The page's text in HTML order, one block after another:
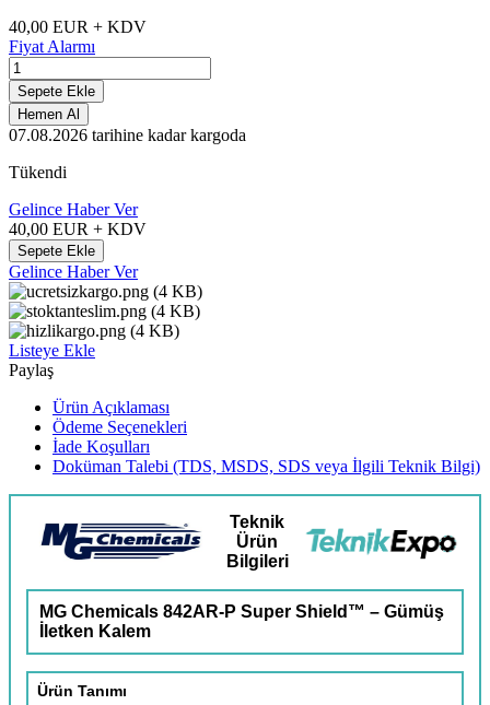
40,00 EUR + KDV
Fiyat Alarmı
Sepete Ekle
Hemen Al
07.08.2026 tarihine kadar kargoda
Tükendi
Gelince Haber Ver
40,00 EUR + KDV
Sepete Ekle
Gelince Haber Ver
Listeye Ekle
Paylaş
Ürün Açıklaması
Ödeme Seçenekleri
İade Koşulları
Doküman Talebi (TDS, MSDS, SDS veya İlgili Teknik Bilgi)
Teknik
Ürün
Bilgileri
MG Chemicals 842AR-P Super Shield™ – Gümüş
İletken Kalem
Ürün Tanımı